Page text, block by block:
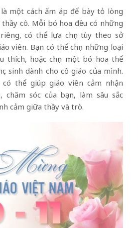
một cách ấm áp để bày tỏ lòng
cô. Mỗi bó hoa đều có những
có thể lựa chọn tùy theo sở
viên. Bạn có thể chọn những loại
thích, hoặc chọn một bó hoa thể
sinh dành cho cô giáo của mình.
có thể giúp giáo viên cảm nhận
chăm sóc của bạn, làm sâu sắc
cảm giữa thầy và trò.